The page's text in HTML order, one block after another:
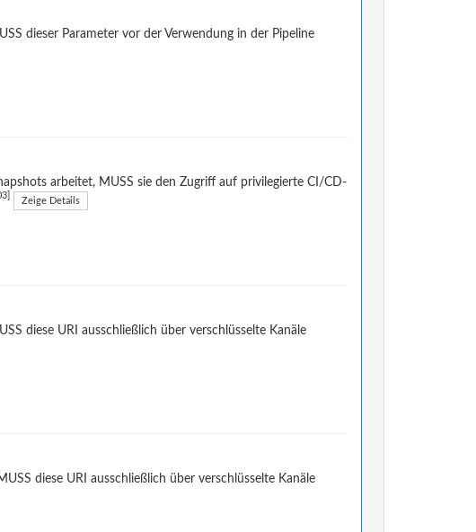
dieser Parameter vor der Verwendung in der Pipeline
arbeitet, MUSS sie den Zugriff auf privilegierte CI/CD-
Zeige Details
diese URI ausschließlich über verschlüsselte Kanäle
diese URI ausschließlich über verschlüsselte Kanäle